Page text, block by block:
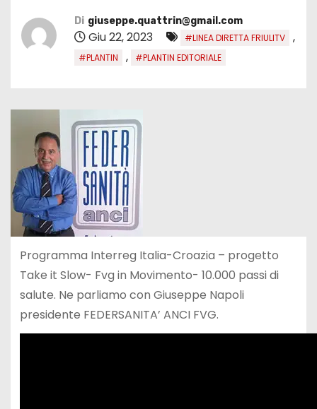
Di giuseppe.quattrin@gmail.com
Giu 22, 2023 #LINEA DIRETTA FRIULITV ,
#PLANTIN , #PLANTIN EDITORIALE
Programma Interreg Italia-Croazia – progetto
Take it Slow- Fvg in Movimento- 10.000 passi di
salute. Ne parliamo con Giuseppe Napoli
presidente FEDERSANITA’ ANCI FVG.